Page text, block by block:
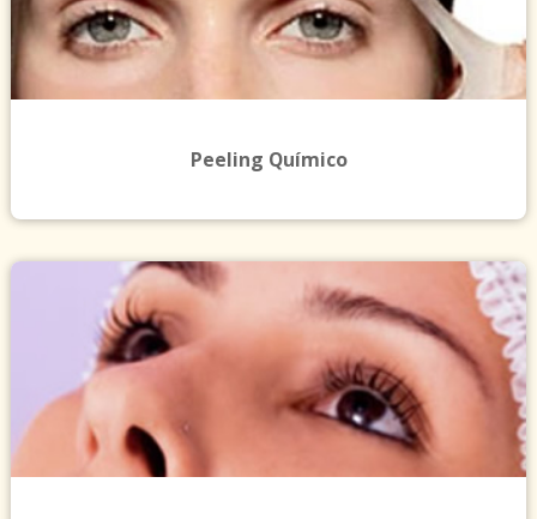
Peeling Químico